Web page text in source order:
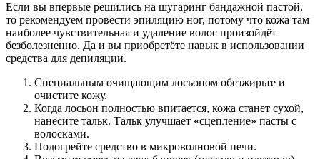
Если вы впервые решились на шугаринг бандажной пастой,
то рекомендуем провести эпиляцию ног, потому что кожа там
наиболее чувствительная и удаление волос произойдёт
безболезненно. Да и вы приобретёте навык в использовании
средства для депиляции.
Специальным очищающим лосьоном обезжирьте и
очистите кожу.
Когда лосьон полностью впитается, кожа станет сухой,
нанесите тальк. Тальк улучшает «сцепление» пасты с
волосками.
Подогрейте средство в микроволновой печи.